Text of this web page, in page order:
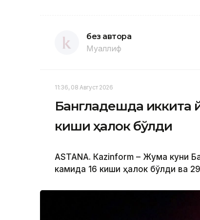
без автора
Муаллиф
11:36, 08 Август 2026
Бангладешда иккита
киши ҳалок бўлди
ASTANА. Кazinform – Жума куни
камида 16 киши ҳалок бўлди ва